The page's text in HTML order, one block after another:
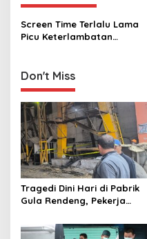
a
v
g
a
t
i
o
n
Screen Time Terlalu Lama
Picu Keterlambatan
Don't Miss
Tragedi Dini Hari di Pabrik
Gula Rendeng, Pekerja
Pengangkat Tebu